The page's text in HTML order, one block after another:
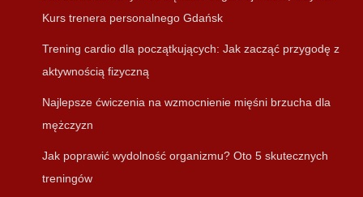
Kurs trenera personalnego Gdańsk
Trening cardio dla początkujących: Jak zacząć przygodę z
aktywnością fizyczną
Najlepsze ćwiczenia na wzmocnienie mięśni brzucha dla
mężczyzn
Jak poprawić wydolność organizmu? Oto 5 skutecznych
treningów